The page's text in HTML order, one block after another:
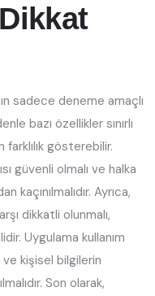
sadece deneme amaçlı
bazı özellikler sınırlı
gösterebilir.
güvenli olmalı ve halka
kaçınılmalıdır. Ayrıca,
dikkatli olunmalı,
Uygulama kullanım
ve kişisel bilgilerin
Son olarak,